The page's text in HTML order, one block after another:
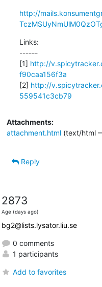
http://
Links:
------
[1] http://
f90caa156f3a
[2] http://
559541c3cb79
Attachments:
attachment.html(text/html
Reply
2873
Age (days ago)
bg2@lists.lysator.liu.se
0 comments
1 participants
Add to favorites